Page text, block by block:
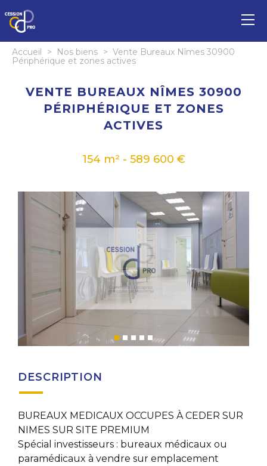
Accueil > Nos biens > Vente Bureaux Nîmes 30900
Périphérique et zones actives
VENTE BUREAUX NÎMES 30900
PÉRIPHÉRIQUE ET ZONES
ACTIVES
154 m² - 589 600 €
DESCRIPTION
BUREAUX MEDICAUX OCCUPES À CEDER SUR
NIMES SUR SITE PREMIUM
Spécial investisseurs : bureaux médicaux ou
paramédicaux à vendre sur emplacement